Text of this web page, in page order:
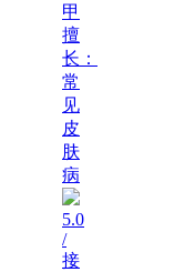
甲
擅
长：
常
见
皮
肤
病
5.0
/
接